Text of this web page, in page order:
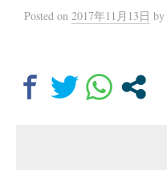
Posted on 2017年11月13日 by